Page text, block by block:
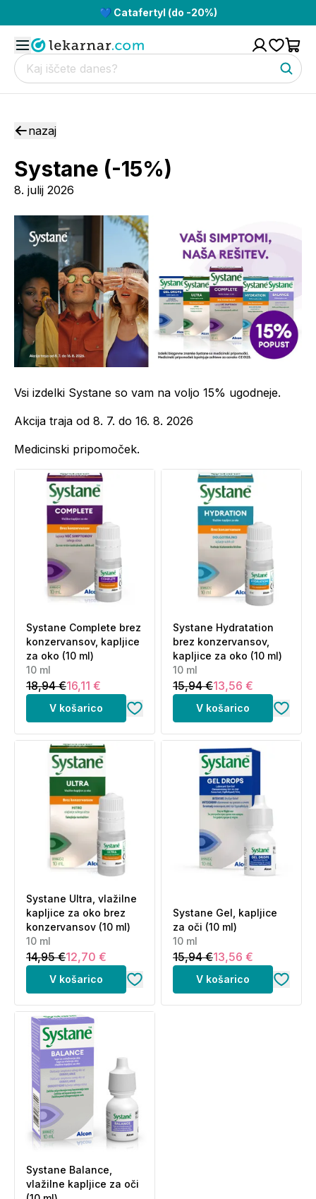
💙 Catafertyl (do -20%)
nazaj
Systane (-15%)
8. julij 2026
Vsi izdelki Systane so vam na voljo 15% ugodneje.
Akcija traja od 8. 7. do 16. 8. 2026
Medicinski pripomoček.
Systane Complete brez
konzervansov, kapljice
za oko (10 ml)
10 ml
18,94 €16,11 €
V košarico
Systane Hydratation
brez konzervansov,
kapljice za oko (10 ml)
10 ml
15,94 €13,56 €
V košarico
Systane Ultra, vlažilne
kapljice za oko brez
konzervansov (10 ml)
10 ml
14,95 €12,70 €
V košarico
Systane Gel, kapljice
za oči (10 ml)
10 ml
15,94 €13,56 €
V košarico
Systane Balance,
vlažilne kapljice za oči